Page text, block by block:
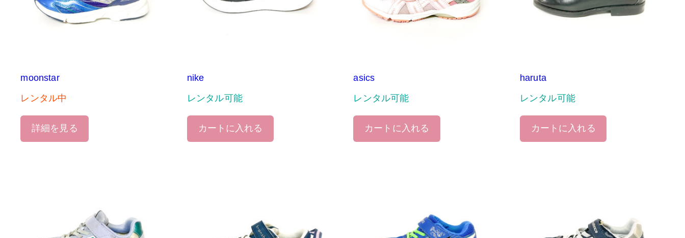
moonstar
レンタル中
詳細を見る
nike
レンタル可能
カートに入れる
asics
レンタル可能
カートに入れる
haruta
レンタル可能
カートに入れる